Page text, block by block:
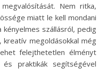
Nem ritka,
miatt le kell mondani
szállásról, pedig
megoldásokkal még
felejthetetlen élményt
praktikák segítségével